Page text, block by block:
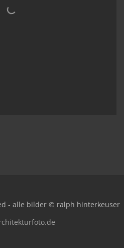
- alle bilder © ralph hinterkeuser